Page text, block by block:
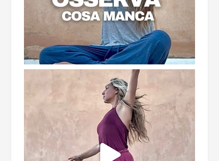
Rispettiamo la tua privacy. Le tue informazioni
non saranno condivise con terzi e potrai
annullare l'iscrizione in qualsiasi momento.